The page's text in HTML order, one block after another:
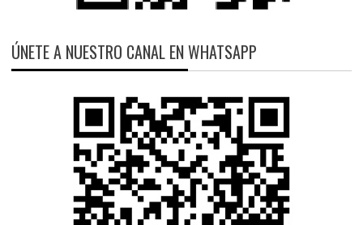
ÚNETE A NUESTRO CANAL EN WHATSAPP